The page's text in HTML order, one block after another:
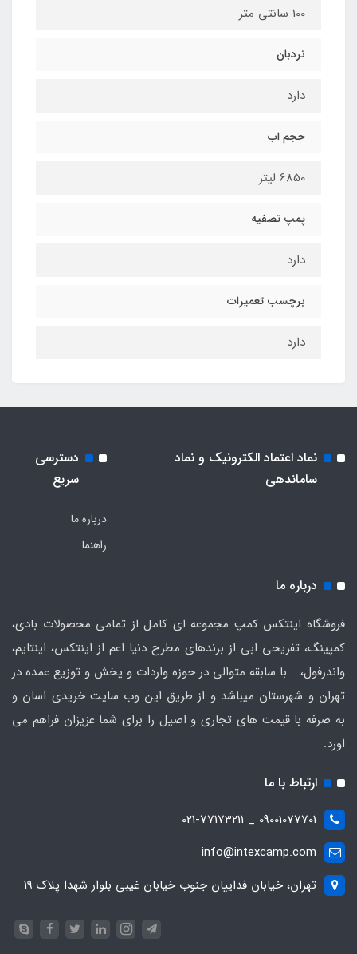
100 سانتی متر
نردبان
دارد
حجم اب
6850 لیتر
پمپ تصفیه
دارد
برچسب تعمیرات
دارد
نماد اعتماد الکترونیک و نماد
ساماندهی
دسترسی
سریع
درباره ما
راهنما
درباره ما
فروشگاه اینتکس کمپ مجموعه ای کامل از تمامی محصولات بادی،
کمپینگ، تفریحی ابی از برندهای مطرح دنیا اعم از اینتکس، اینتایم،
واندرفول،... با سابقه متوالی در حوزه واردات و پخش و توزیع عمده در
تهران و شهرستان میباشد و از طریق این وب سایت خریدی اسان و
به صرفه با قیمت های تجاری و اصیل را برای شما عزیزان فراهم می
اورد.
ارتباط با ما
09001077701 _ 021-77173211
info@intexcamp.com
تهران، خیابان فداییان جنوب خیابان غیبی بلوار شهدا پلاک 19